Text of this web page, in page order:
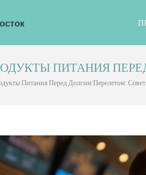
ПИТАНИЯ
Питания Перед Долгим Перелетом: